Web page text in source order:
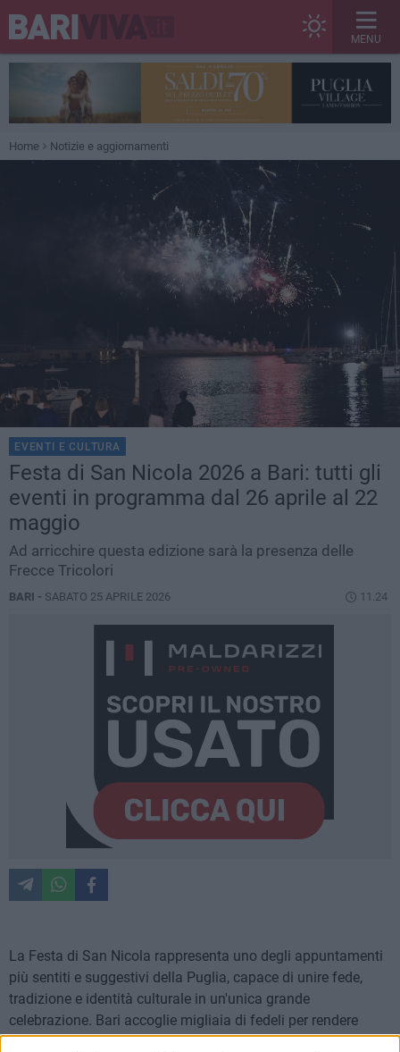
MENU
Home Notizie e aggiornamenti
EVENTI E CULTURA
Festa di San Nicola 2026 a Bari: tutti gli
eventi in programma dal 26 aprile al 22
maggio
Ad arricchire questa edizione sarà la presenza delle
Frecce Tricolori
BARI - SABATO 25 APRILE 2026 11.24
La Festa di San Nicola rappresenta uno degli appuntamenti
più sentiti e suggestivi della Puglia, capace di unire fede,
tradizione e identità culturale in un'unica grande
celebrazione. Bari accoglie migliaia di fedeli per rendere
omaggio al suo Santo Patrono. Le celebrazioni del 2026 si